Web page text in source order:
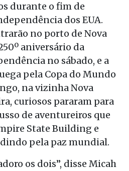
durante o fim de
dos EUA.
no porto de Nova
aniversário da
no sábado, e a
pela Copa do Mundo
na vizinha Nova
curiosos pararam para
de aventureiros que
State Building e
pela paz mundial.
os dois”, disse Micah